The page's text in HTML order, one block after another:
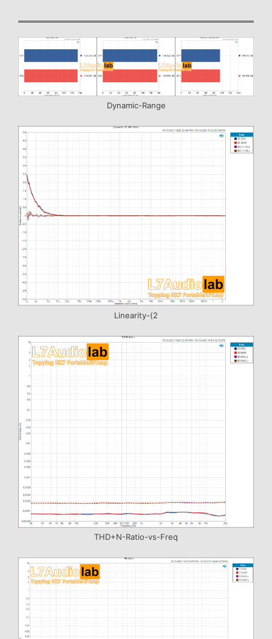
Dynamic-Range
Linearity-(2
THD+N-Ratio-vs-Freq